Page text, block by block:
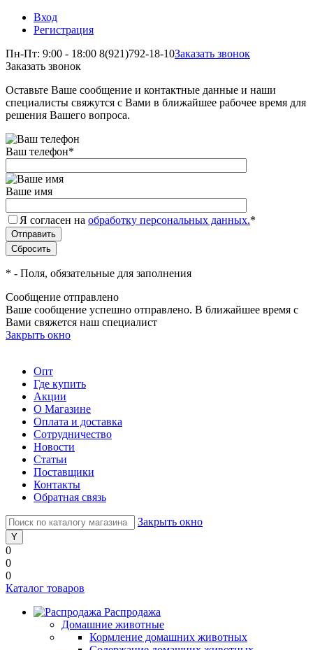
Вход
Регистрация
Пн-Пт: 9:00 - 18:00 8(921)792-18-10Заказать звонок
Заказать звонок
Оставьте Ваше сообщение и контактные данные и наши
специалисты свяжутся с Вами в ближайшее рабочее время для
решения Вашего вопроса.
Ваш телефон*
Ваше имя
Я согласен на обработку персональных данных.*
* - Поля, обязательные для заполнения
Сообщение отправлено
Ваше сообщение успешно отправлено. В ближайшее время с
Вами свяжется наш специалист
Закрыть окно
Опт
Где купить
Акции
О Магазине
Оплата и доставка
Сотрудничество
Новости
Статьи
Поставщики
Контакты
Обратная связь
Закрыть окно
0
0
0
Каталог товаров
Распродажа
Домашние животные
Кормление домашних животных